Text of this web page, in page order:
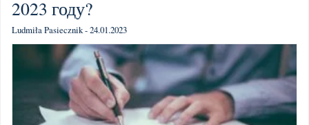
2023 году?
Ludmiła Pasiecznik - 24.01.2023